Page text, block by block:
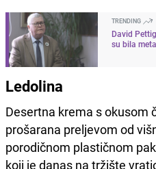
TRENDING
David
su bila
Ledolina
Desertna krema s okusom
prošarana preljevom od
porodičnom plastičnom
koji je danas na tržište